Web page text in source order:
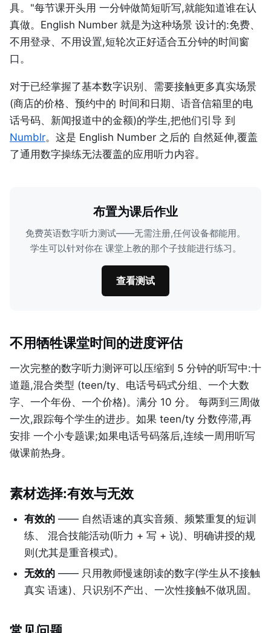
具。"每节课开头用 一分钟做简短听写,就能知道谁在认
真做。English Number 就是为这种场景 设计的:免费、
不用登录、不用设置,短轮次正好适合五分钟的时间窗
口。
对于已经掌握了基本数字识别、需要接触更多真实场景
(商店的价格、预约中的 时间和日期、语音信箱里的电
话号码、新闻报道中的金额)的学生,把他们引导 到
Numblr。这是 English Number 之后的 自然延伸,覆盖
了通用数字操练无法覆盖的应用听力内容。
布置为课后作业
免费英语数字听力测试——无需注册,任何设备都能用。
学生可以针对你在 课堂上教的那个子技能进行练习。
查看测试
不用牺牲课堂时间的进度评估
一次完整的数字听力测评可以压缩到 5 分钟的听写中:十
道题,混合类型 (teen/ty、电话号码式分组、一个大数
字、一个年份、一个价格)。满分 10 分。 每两到三周做
一次,跟踪每个学生的进步。如果 teen/ty 分数停滞,再
安排 一个小专题课;如果电话号码落后,连续一周用听写
做课前热身。
素材选择:有效与无效
有效的 —— 自然语速的真实音频、频繁重复的短训
练、 混合技能活动(听力 + 写 + 说)、明确讲授的规
则(尤其是重音模式)。
无效的 —— 只用教师慢速朗读的数字(学生从不接触
真实 语速)、只识别不产出、一次性接触不做巩固。